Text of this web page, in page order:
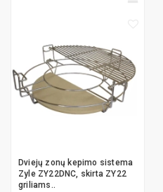
Dviejų zonų kepimo sistema
Zyle ZY22DNC, skirta ZY22
griliams..